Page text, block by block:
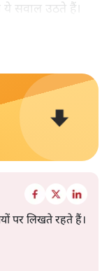
सवाल उठते हैं।
पर लिखते रहते हैं।